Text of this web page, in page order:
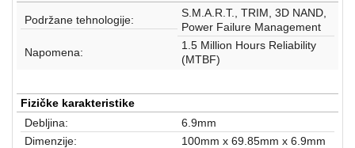
Podržane tehnologije:
S.M.A.R.T., TRIM, 3D NAND,
Power Failure Management
Napomena:
1.5 Million Hours Reliability
(MTBF)
Fizičke karakteristike
Debljina:
6.9mm
Dimenzije:
100mm x 69.85mm x 6.9mm